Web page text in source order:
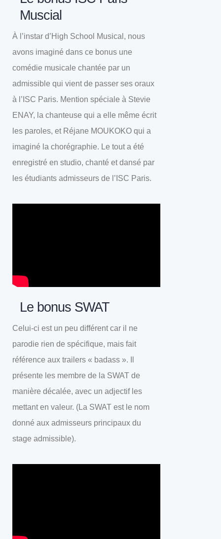
Muscial
À l’instar d’High School Musical, nous
avons imaginé dans ce bonus une
comédie musicale chantée par un
admissible qui vient de passer ses oraux
à l’ISC Paris. Mention spéciale à Stevie
ENAY, la chanteuse qui a elle même écrit
les paroles, et Réjane MOUKOKO qui a
imaginé la chorégraphie. Le tout a été
enregistré en studio, chanté et dansé par
les étudiants admisseurs de l’ISC Paris.
Le bonus SWAT
Celui-ci est un peu différent car il ne
parodie rien de spécifique, mais fait
référence aux trailers « badass ». Il
présente les membre de la SWAT de
manière décalée, avec un adjectif les
mettant en valeur. (La SWAT est le nom
donné aux admisseurs principaux du
stage admissible).